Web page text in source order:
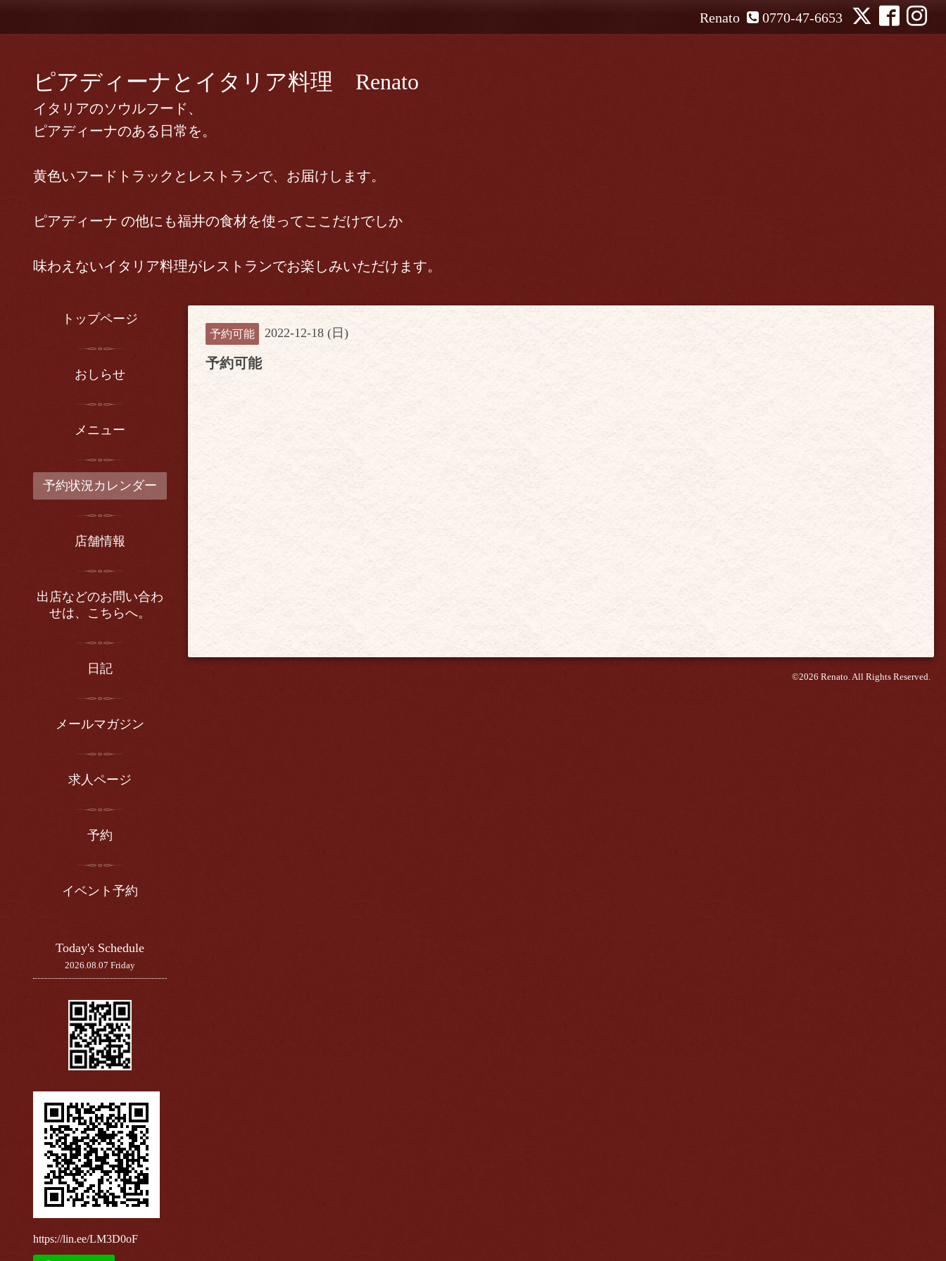
0770-47-6653
Renato
ピアディーナとイタリア料理 Renato
イタリアのソウルフード、
ピアディーナのある日常を。
黄色いフードトラックとレストランで、お届けします。
ピアディーナ の他にも福井の食材を使ってここだけでしか
味わえないイタリア料理がレストランでお楽しみいただけます。
予約可能 2022-12-18 (日)
予約可能
©2026 Renato. All Rights Reserved.
トップページ
おしらせ
メニュー
予約状況カレンダー
店舗情報
出店などのお問い合わ
せは、こちらへ。
日記
メールマガジン
求人ページ
予約
イベント予約
Today's Schedule
2026.08.07 Friday
https://lin.ee/LM3D0oF